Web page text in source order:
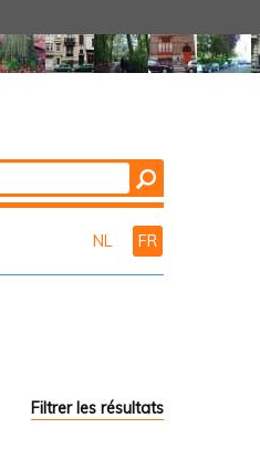
NL FR
Filtrer les résultats